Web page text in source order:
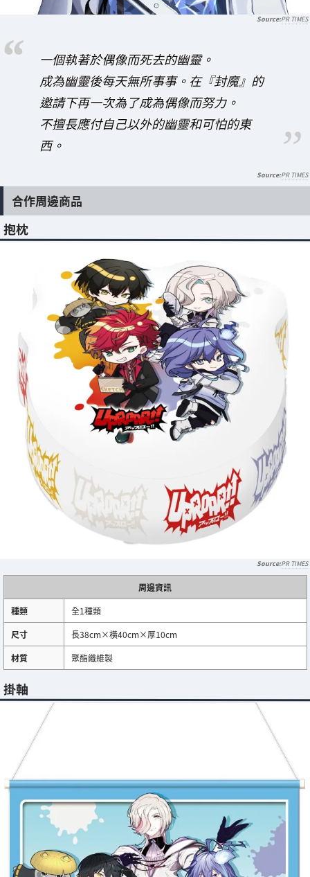
PR TIMES
一個執著於偶像而死去的幽靈。
成為幽靈後每天無所事事。在『封魔』的
邀請下再一次為了成為偶像而努力。
不擅長應付自己以外的幽靈和可怕的東
西。
PR TIMES
合作周邊商品
抱枕
PR TIMES
周邊資訊
種類
全1種類
尺寸
長38cm×橫40cm×厚10cm
材質
聚酯纖維製
掛軸